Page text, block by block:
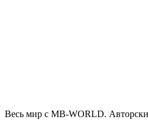
Весь мир с MB-WORLD.